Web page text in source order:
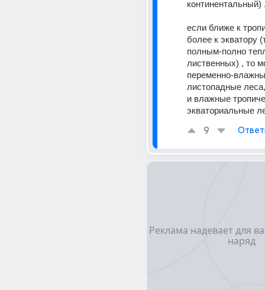
если ближе к
более к экватору
полным-полно
лиственных) , то
переменно-
листопадные
и влажные
экваториальные
9